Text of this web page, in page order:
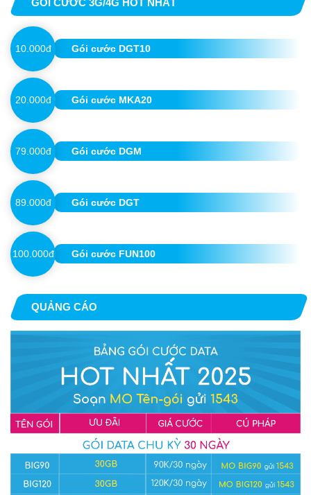
GÓI CƯỚC 3G/4G HOT NHẤT
10.000đ Gói cước DGT10
20.000đ Gói cước MKA20
79.000đ Gói cước DGM
89.000đ Gói cước DGT
100.000đ Gói cước FUN100
QUẢNG CÁO